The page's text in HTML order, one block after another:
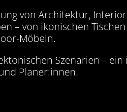
von Architektur,
– von ikonischen
Möbeln.
Szenarien –
Planer:innen.